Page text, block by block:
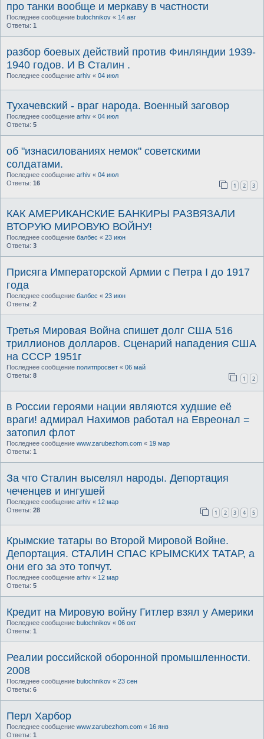
про танки вообще и меркаву в частности
Последнее сообщение bulochnikov « 14 авг
Ответы: 1
разбор боевых действий против Финляндии 1939-
1940 годов. И В Сталин .
Последнее сообщение arhiv « 04 июл
Тухачевский - враг народа. Военный заговор
Последнее сообщение arhiv « 04 июл
Ответы: 5
об "изнасилованиях немок" советскими
солдатами.
Последнее сообщение arhiv « 04 июл
Ответы: 16 1 2 3
КАК АМЕРИКАНСКИЕ БАНКИРЫ РАЗВЯЗАЛИ
ВТОРУЮ МИРОВУЮ ВОЙНУ!
Последнее сообщение балбес « 23 июн
Ответы: 3
Присяга Императорской Армии с Петра I до 1917
года
Последнее сообщение балбес « 23 июн
Ответы: 2
Третья Мировая Война спишет долг США 516
триллионов долларов. Сценарий нападения США
на СССР 1951г
Последнее сообщение политпросвет « 06 май
Ответы: 8 1 2
в России героями нации являются худшие её
враги! адмирал Нахимов работал на Евреонал =
затопил флот
Последнее сообщение www.zarubezhom.com « 19 мар
Ответы: 1
За что Сталин выселял народы. Депортация
чеченцев и ингушей
Последнее сообщение arhiv « 12 мар
Ответы: 28 1 2 3 4 5
Крымские татары во Второй Мировой Войне.
Депортация. СТАЛИН СПАС КРЫМСКИХ ТАТАР, а
они его за это топчут.
Последнее сообщение arhiv « 12 мар
Ответы: 5
Кредит на Мировую войну Гитлер взял у Америки
Последнее сообщение bulochnikov « 06 окт
Ответы: 1
Реалии российской оборонной промышленности.
2008
Последнее сообщение bulochnikov « 23 сен
Ответы: 6
Перл Харбор
Последнее сообщение www.zarubezhom.com « 16 янв
Ответы: 1